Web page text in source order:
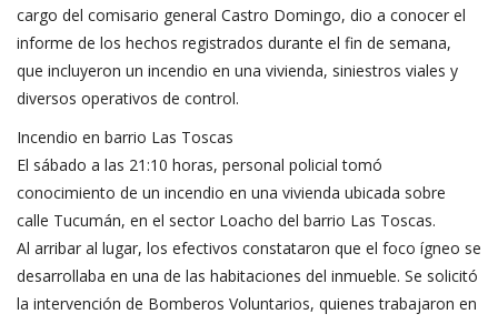
cargo del comisario general Castro Domingo, dio a conocer el
informe de los hechos registrados durante el fin de semana,
que incluyeron un incendio en una vivienda, siniestros viales y
diversos operativos de control.
Incendio en barrio Las Toscas
El sábado a las 21:10 horas, personal policial tomó
conocimiento de un incendio en una vivienda ubicada sobre
calle Tucumán, en el sector Loacho del barrio Las Toscas.
Al arribar al lugar, los efectivos constataron que el foco ígneo se
desarrollaba en una de las habitaciones del inmueble. Se solicitó
la intervención de Bomberos Voluntarios, quienes trabajaron en